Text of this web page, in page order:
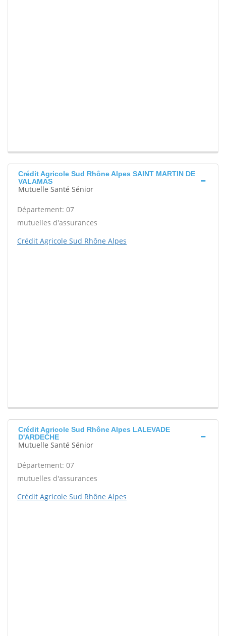
Crédit Agricole Sud Rhône Alpes SAINT MARTIN DE
VALAMAS
Mutuelle Santé Sénior
Département: 07
mutuelles d'assurances
Crédit Agricole Sud Rhône Alpes
Crédit Agricole Sud Rhône Alpes LALEVADE
D'ARDECHE
Mutuelle Santé Sénior
Département: 07
mutuelles d'assurances
Crédit Agricole Sud Rhône Alpes